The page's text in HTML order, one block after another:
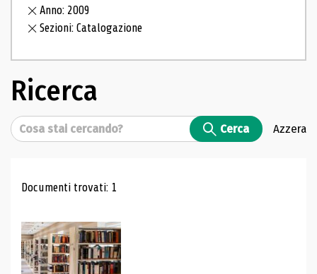
Anno: 2009
Sezioni: Catalogazione
Ricerca
Cerca Cerca Azzera
Risultati di ricerca
Documenti trovati: 1